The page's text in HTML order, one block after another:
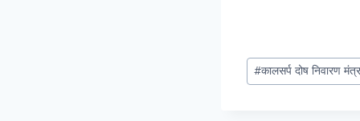
#कालसर्प दोष निवारण